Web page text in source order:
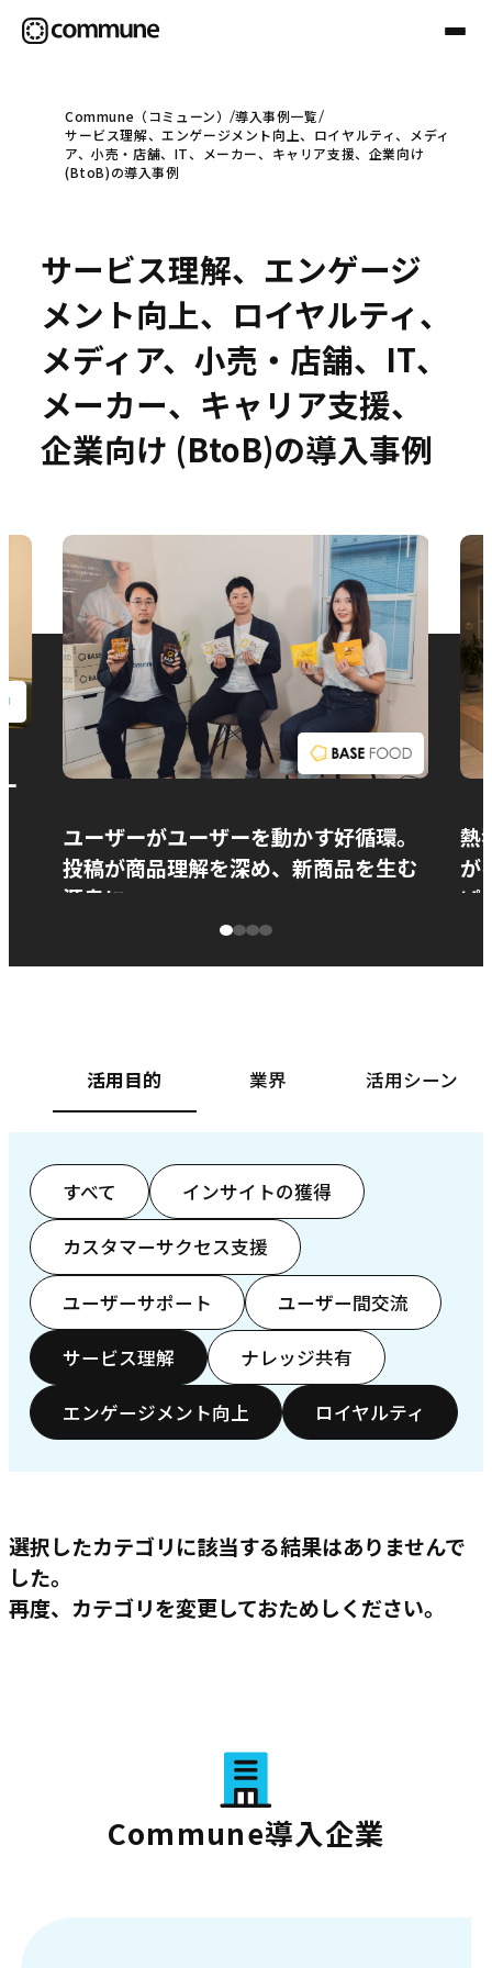
Communeについて
事例
セミナー
お役立ち情報
お問い合わせ
Commune（コミューン）
導入事例一覧
サービス理解、エンゲージメント向上、ロイヤルティ、メディ
ア、小売・店舗、IT、メーカー、キャリア支援、企業向け
(BtoB)の導入事例
サービス理解、エンゲージ
メント向上、ロイヤルティ、
メディア、小売・店舗、IT、
メーカー、キャリア支援、
企業向け (BtoB)の導入事例
ユーザーがユーザーを動かす好循環。
投稿が商品理解を深め、新商品を生む
源泉に
熱
が
ぱ
活用目的 業界 活用シーン
すべて インサイトの獲得
カスタマーサクセス支援
ユーザーサポート ユーザー間交流
サービス理解 ナレッジ共有
エンゲージメント向上 ロイヤルティ
選択したカテゴリに該当する結果はありませんで
した。
再度、カテゴリを変更しておためしください。
Commune導入企業